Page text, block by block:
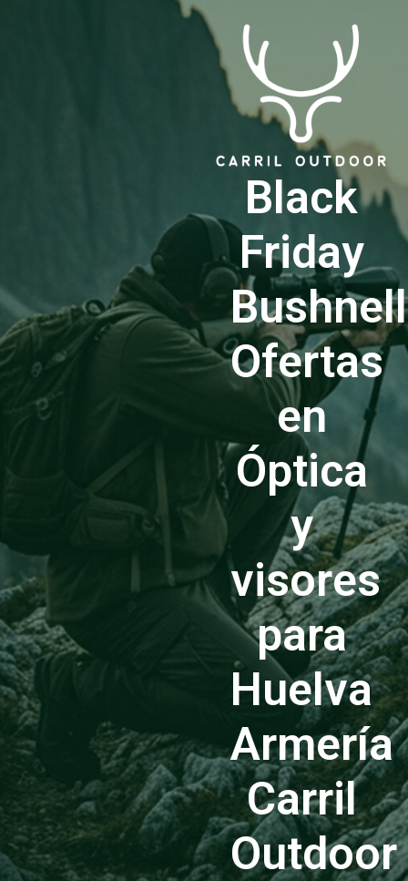
Black
Friday
Ofertas
en
Óptica
y
visores
para
Huelva
Armería
Carril
Outdoor